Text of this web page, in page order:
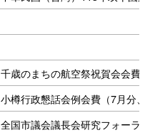
千歳のまちの航空祭祝賀会会費
小樽行政懇話会例会費（7月分
全国市議会議長会研究フォーラ